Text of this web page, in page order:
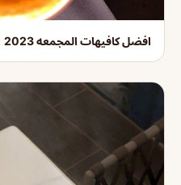
افضل كافيهات المجمعه 2023